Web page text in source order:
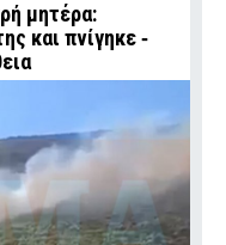
μητέρα:
και πνίγηκε ‑